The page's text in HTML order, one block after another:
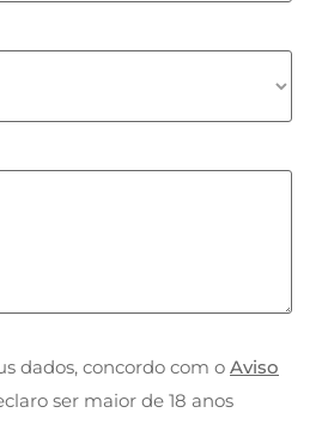
dados, concordo com o Aviso
ser maior de 18 anos